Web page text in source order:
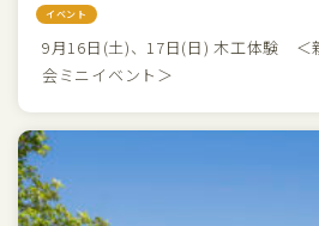
イベント
9月16日(土)、17日(日) 木工体験 ＜
会ミニイベント＞